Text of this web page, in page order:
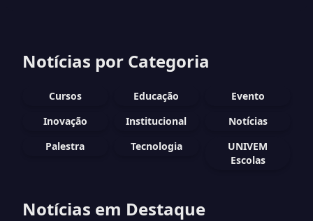
Notícias por Categoria
Cursos Educação
Evento
Inovação
Institucional
Notícias
Palestra
Tecnologia
UNIVEM
Escolas
Notícias em Destaque